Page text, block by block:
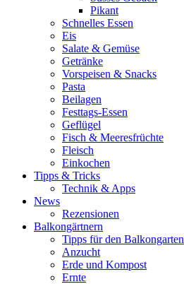
Pikant
Schnelles Essen
Eis
Salate & Gemüse
Getränke
Vorspeisen & Snacks
Pasta
Beilagen
Festtags-Essen
Geflügel
Fisch & Meeresfrüchte
Fleisch
Einkochen
Tipps & Tricks
Technik & Apps
News
Rezensionen
Balkongärtnern
Tipps für den Balkongarten
Anzucht
Erde und Kompost
Ernte